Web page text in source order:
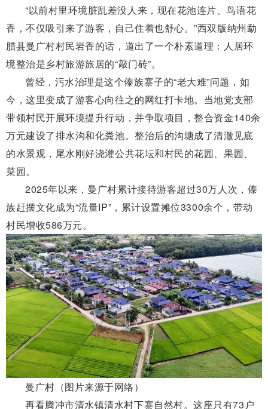
“以前村里环境脏乱差没人来，现在花池连片、鸟语花
香，不仅吸引来了游客，自己住着也舒心。”西双版纳州勐
腊县曼广村村民岩香的话，道出了一个朴素道理：人居环
境整治是乡村旅游旅居的“敲门砖”。
曾经，污水治理是这个傣族寨子的“老大难”问题，如
今，这里变成了游客心向往之的网红打卡地。当地党支部
带领村民开展环境提升行动，并争取项目，整合资金140余
万元建设了排水沟和化粪池。整治后的沟塘成了清澈见底
的水景观，尾水刚好浇灌公共花坛和村民的花园、果园、
菜园。
2025年以来，曼广村累计接待游客超过30万人次，傣
族赶摆文化成为“流量IP”，累计设置摊位3300余个，带动
村民增收586万元。
曼广村（图片来源于网络）
再看腾冲市清水镇清水村下寨自然村。这座只有73户